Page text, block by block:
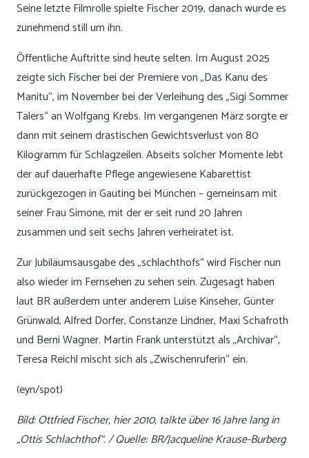
Seine letzte Filmrolle spielte Fischer 2019, danach wurde es
zunehmend still um ihn.
Öffentliche Auftritte sind heute selten. Im August 2025
zeigte sich Fischer bei der Premiere von „Das Kanu des
Manitu“, im November bei der Verleihung des „Sigi Sommer
Talers“ an Wolfgang Krebs. Im vergangenen März sorgte er
dann mit seinem drastischen Gewichtsverlust von 80
Kilogramm für Schlagzeilen. Abseits solcher Momente lebt
der auf dauerhafte Pflege angewiesene Kabarettist
zurückgezogen in Gauting bei München – gemeinsam mit
seiner Frau Simone, mit der er seit rund 20 Jahren
zusammen und seit sechs Jahren verheiratet ist.
Zur Jubiläumsausgabe des „schlachthofs“ wird Fischer nun
also wieder im Fernsehen zu sehen sein. Zugesagt haben
laut BR außerdem unter anderem Luise Kinseher, Günter
Grünwald, Alfred Dorfer, Constanze Lindner, Maxi Schafroth
und Berni Wagner. Martin Frank unterstützt als „Archivar“,
Teresa Reichl mischt sich als „Zwischenruferin“ ein.
(eyn/spot)
Bild: Ottfried Fischer, hier 2010, talkte über 16 Jahre lang in
„Ottis Schlachthof“. / Quelle: BR/Jacqueline Krause-Burberg